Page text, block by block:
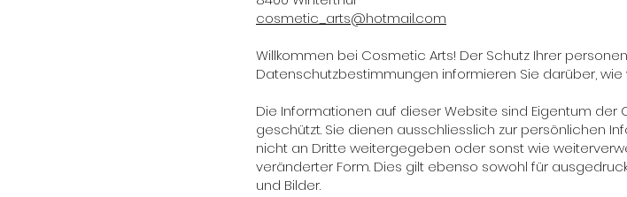
cosmetic_arts@hotmail.com
Willkommen bei Cosmetic Arts! Der Schutz Ihrer
Datenschutzbestimmungen informieren Sie darüber,
Die Informationen auf dieser Website sind Eigentum der
geschützt. Sie dienen ausschliesslich zur persönlichen
nicht an Dritte weitergegeben oder sonst wie
veränderter Form. Dies gilt ebenso sowohl für
und Bilder.